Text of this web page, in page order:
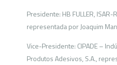
Presidente: HB FULLER, ISAR-
representada por Joaquim
Vice-Presidente: CIPADE –
Produtos Adesivos, S.A.,